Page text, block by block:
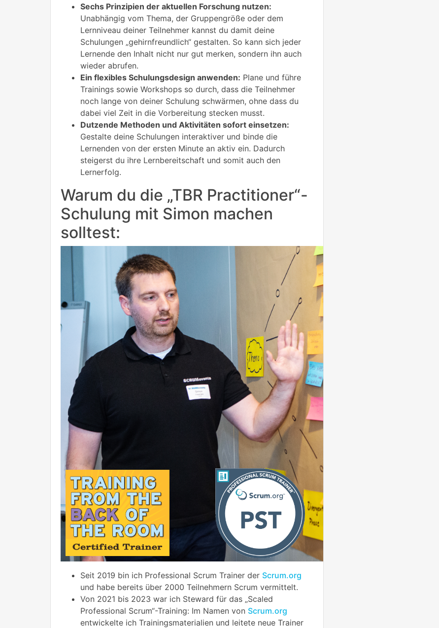
Sechs Prinzipien der aktuellen Forschung nutzen:
Unabhängig vom Thema, der Gruppengröße oder dem
Lernniveau deiner Teilnehmer kannst du damit deine
Schulungen „gehirnfreundlich“ gestalten. So kann sich jeder
Lernende den Inhalt nicht nur gut merken, sondern ihn auch
wieder abrufen.
Ein flexibles Schulungsdesign anwenden: Plane und führe
Trainings sowie Workshops so durch, dass die Teilnehmer
noch lange von deiner Schulung schwärmen, ohne dass du
dabei viel Zeit in die Vorbereitung stecken musst.
Dutzende Methoden und Aktivitäten sofort einsetzen:
Gestalte deine Schulungen interaktiver und binde die
Lernenden von der ersten Minute an aktiv ein. Dadurch
steigerst du ihre Lernbereitschaft und somit auch den
Lernerfolg.
Warum du die „TBR Practitioner“-
Schulung mit Simon machen
solltest:
Seit 2019 bin ich Professional Scrum Trainer der Scrum.org
und habe bereits über 2000 Teilnehmern Scrum vermittelt.
Von 2021 bis 2023 war ich Steward für das „Scaled
Professional Scrum“-Training: Im Namen von Scrum.org
entwickelte ich Trainingsmaterialien und leitete neue Trainer